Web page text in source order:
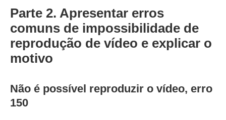
Parte 2. Apresentar erros
comuns de impossibilidade de
reprodução de vídeo e explicar o
motivo
Não é possível reproduzir o vídeo, erro
150